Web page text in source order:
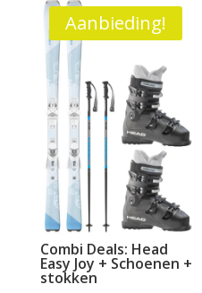
€830.00.€399.00.
Aanbieding!
Combi Deals: Head
Easy Joy + Schoenen +
stokken